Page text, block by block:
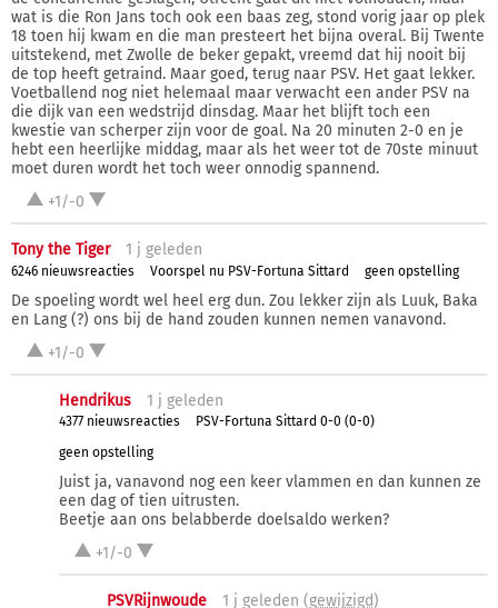
wat is die Ron Jans toch ook een baas zeg, stond vorig jaar op plek
18 toen hij kwam en die man presteert het bijna overal. Bij Twente
uitstekend, met Zwolle de beker gepakt, vreemd dat hij nooit bij
de top heeft getraind. Maar goed, terug naar PSV. Het gaat lekker.
Voetballend nog niet helemaal maar verwacht een ander PSV na
die dijk van een wedstrijd dinsdag. Maar het blijft toch een
kwestie van scherper zijn voor de goal. Na 20 minuten 2-0 en je
hebt een heerlijke middag, maar als het weer tot de 70ste minuut
moet duren wordt het toch weer onnodig spannend.
+1/-0
Tony the Tiger 1 j geleden
6246 nieuwsreacties Voorspel nu PSV-Fortuna Sittard geen opstelling
De spoeling wordt wel heel erg dun. Zou lekker zijn als Luuk, Baka
en Lang (?) ons bij de hand zouden kunnen nemen vanavond.
+1/-0
Hendrikus 1 j geleden
4377 nieuwsreacties
PSV-Fortuna Sittard 0-0 (0-0)
geen opstelling
Juist ja, vanavond nog een keer vlammen en dan kunnen ze
een dag of tien uitrusten.
Beetje aan ons belabberde doelsaldo werken?
+1/-0
PSVRijnwoude 1 j geleden (gewijzigd)